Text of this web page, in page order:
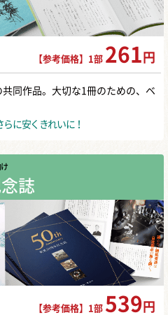
【参考価格】1部 261 円
同作品。大切な1冊のための、ベ
に安くきれいに！
誌
【参考価格】1部 539 円